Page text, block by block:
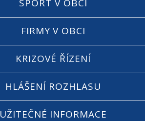
SPORT V OBCI
FIRMY V OBCI
KRIZOVÉ ŘÍZENÍ
HLÁŠENÍ ROZHLASU
UŽITEČNÉ INFORMACE